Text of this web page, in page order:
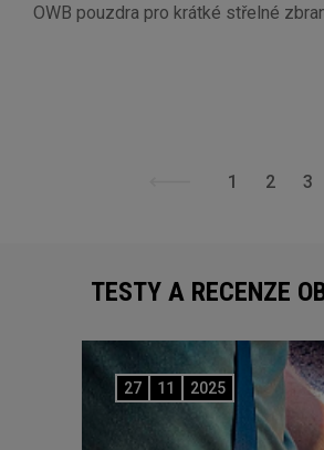
OWB pouzdra pro krátké střelné
1 2 3
TESTY A RECENZE
27 11 2025